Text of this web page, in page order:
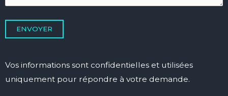
Vos informations sont confidentielles et utilisées
uniquement pour répondre à votre demande.